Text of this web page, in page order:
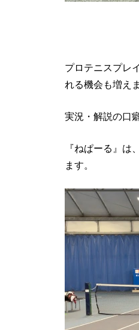
プロテニスプレ
れる機会も増え
実況・解説の口
『ねぱーる』
ます。